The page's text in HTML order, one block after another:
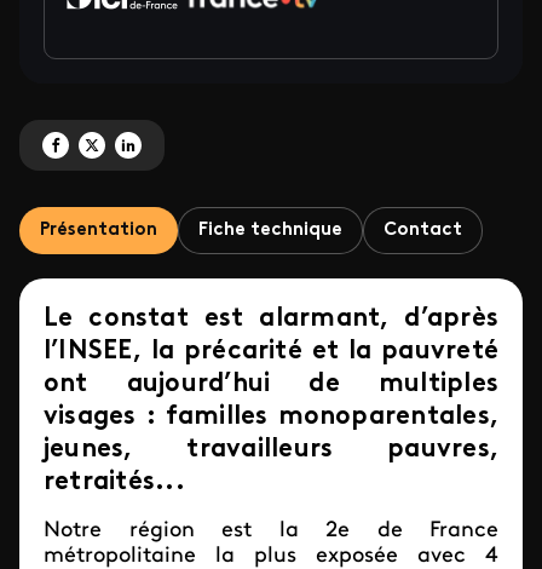
Partagez 'Précarité : quels risques ?' sur Facebook
Partagez 'Précarité : quels risques ?' sur X
Partagez 'Précarité : quels risques ?' sur LinkedIn
Présentation Fiche technique Contact
Le constat est alarmant, d’après
l’INSEE, la précarité et la pauvreté
ont aujourd’hui de multiples
visages : familles monoparentales,
jeunes, travailleurs pauvres,
retraités...
Notre région est la 2e de France
métropolitaine la plus exposée avec 4